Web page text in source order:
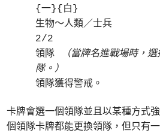
{一}{白}
生物～人類／士兵
2/2
領隊
（當牌名進戰場時，
隊。）
領隊獲得警戒。
卡牌會選一個領隊並且以某種方式
個領隊卡牌都能更換領隊，但只有